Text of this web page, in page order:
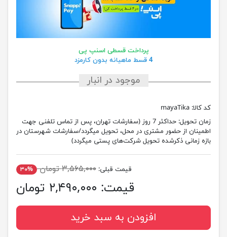
پرداخت قسطی اسنپ پی
4 قسط ماهیانه بدون کارمزد
موجود در انبار
کد کالا: mayaTika
زمان تحویل:
حداکثر 7 روز (سفارشات تهران، پس از تماس تلفنی جهت
اطمینان از حضور مشتری در محل، تحویل میگردد/سفارشات شهرستان در
بازه زمانی ذکرشده تحویل شرکت‌های پستی میگردد)
قیمت قبلی: ۳,۵۶۵,۰۰۰ تومان ۳۰%
قیمت: ۲,۴۹۰,۰۰۰ تومان
افزودن به سبد خرید